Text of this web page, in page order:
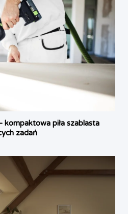
kompaktowa piła szablasta
zadań